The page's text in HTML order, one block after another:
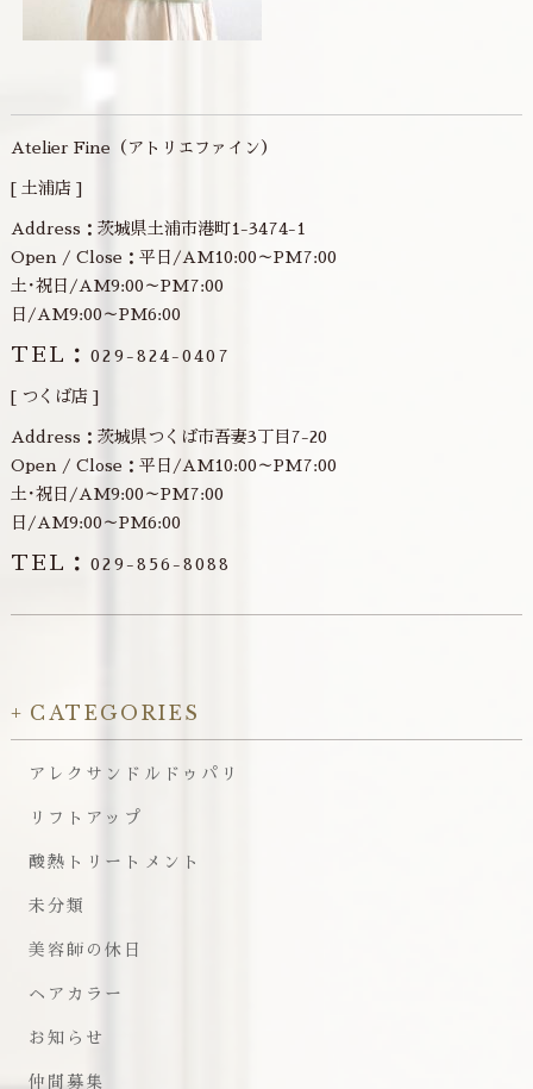
Atelier Fine（アトリエファイン）
[ 土浦店 ]
Address：茨城県土浦市港町1-3474-1
Open / Close：平日/AM10:00～PM7:00
土･祝日/AM9:00～PM7:00
日/AM9:00～PM6:00
TEL：029-824-0407
[ つくば店 ]
Address：茨城県つくば市吾妻3丁目7-20
Open / Close：平日/AM10:00～PM7:00
土･祝日/AM9:00～PM7:00
日/AM9:00～PM6:00
TEL：029-856-8088
CATEGORIES
アレクサンドルドゥパリ
リフトアップ
酸熱トリートメント
未分類
美容師の休日
ヘアカラー
お知らせ
仲間募集